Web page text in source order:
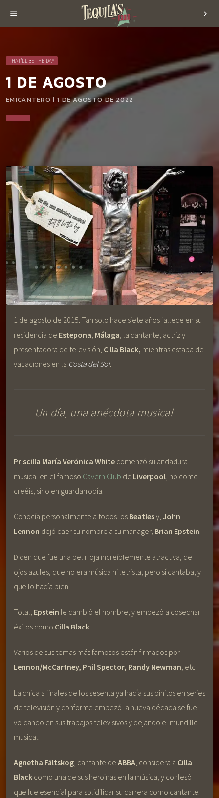
menu chevron_right
THAT'LL BE THE DAY
1 DE AGOSTO
EMICANTERO | 1 DE AGOSTO DE 2022
1 de agosto de 2015. Tan solo hace siete años fallece en su
residencia de Estepona Málaga , la cantante, actriz y
presentadora de televisión, Cilla Black, mientras estaba de
vacaciones en la Costa del Sol.
Un día, una anécdota musical
Priscilla María Verónica White comenzó su andadura
musical en el famoso Cavern Club de Liverpool , no como
creéis, sino en guardarropía.
Conocía personalmente a todos los Beatlesy, John
Lennon dejó caer su nombre a su manager, Brian Epstein.
Dicen que fue una pelirroja increíblemente atractiva, de
ojos azules, que no era música ni letrista, pero sí cantaba, y
que lo hacía bien.
Total, Epstein le cambió el nombre, y empezó a cosechar
éxitos como Cilla Black
Varios de sus temas más famosos están firmados por
Lennon/McCartney, Phil Spector, Randy Newman, etc
La chica a finales de los sesenta ya hacía sus pinitos en series
de televisión y conforme empezó la nueva década se fue
volcando en sus trabajos televisivos y dejando el mundillo
musical.
Agnetha Fältskog, cantante de ABBA, considera a Cilla
Black como una de sus heroínas en la música, y confesó
que fue esencial para solidificar su carrera como cantante.